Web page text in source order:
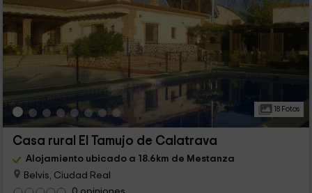
18 Fotos
Casa rural El Tamujo de Calatrava
Alojamiento ubicado a 18.6km de Mestanza
Belvis, Ciudad Real